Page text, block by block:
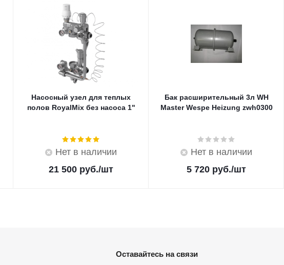
Насосный узел для теплых
полов RoyalMix без насоса 1"
Нет в наличии
21 500 руб./шт
Бак расширительный 3л WH
Master Wespe Heizung zwh0300
Нет в наличии
5 720 руб./шт
Оставайтесь на связи